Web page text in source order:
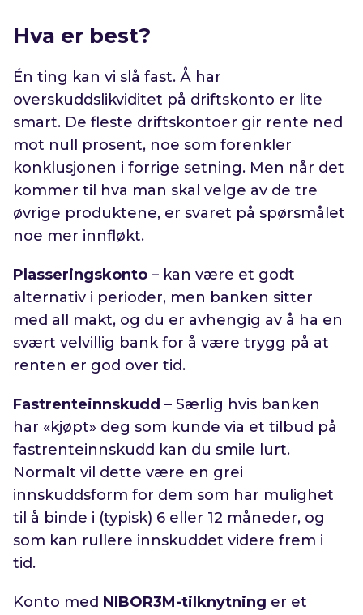
Hva er best?
Én ting kan vi slå fast. Å har
overskuddslikviditet på driftskonto er lite
smart. De fleste driftskontoer gir rente ned
mot null prosent, noe som forenkler
konklusjonen i forrige setning. Men når det
kommer til hva man skal velge av de tre
øvrige produktene, er svaret på spørsmålet
noe mer innfløkt.
Plasseringskonto – kan være et godt
alternativ i perioder, men banken sitter
med all makt, og du er avhengig av å ha en
svært velvillig bank for å være trygg på at
renten er god over tid.
Fastrenteinnskudd – Særlig hvis banken
har «kjøpt» deg som kunde via et tilbud på
fastrenteinnskudd kan du smile lurt.
Normalt vil dette være en grei
innskuddsform for dem som har mulighet
til å binde i (typisk) 6 eller 12 måneder, og
som kan rullere innskuddet videre frem i
tid.
Konto med NIBOR3M-tilknytning er et